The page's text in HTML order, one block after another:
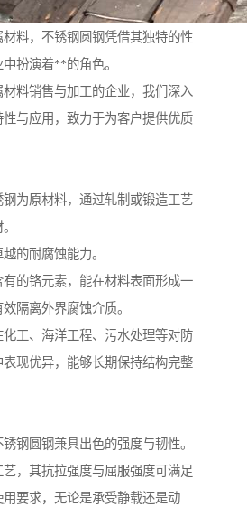
料，不锈钢圆钢凭借其独特的性
扮演着**的角色。
料销售与加工的企业，我们深入
性与应用，致力于为客户提供优质
为原材料，通过轧制或锻造工艺
的耐腐蚀能力。
的铬元素，能在材料表面形成一
隔离外界腐蚀介质。
化工、海洋工程、污水处理等对防
现优异，能够长期保持结构完整
钢圆钢兼具出色的强度与韧性。
，其抗拉强度与屈服强度可满足
要求，无论是承受静载还是动